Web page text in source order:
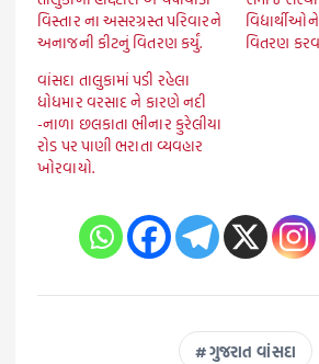
વિસ્તાર ના અસરગ્રસ્ત પરિવારને
અનાજની કીટનું વિતરણ કર્યું.
વિતરણ
વાંસદા તાલુકામાં પડી રહેલા
ધોધમાર વરસાદ ને કારણે નદી
-નાળા છલકાતા ભીનાર કુરેલીયા
રોડ પર પાણી ભરાતા વ્યવહાર
ખોરવાયો.
ગુજરાત વાંસદા